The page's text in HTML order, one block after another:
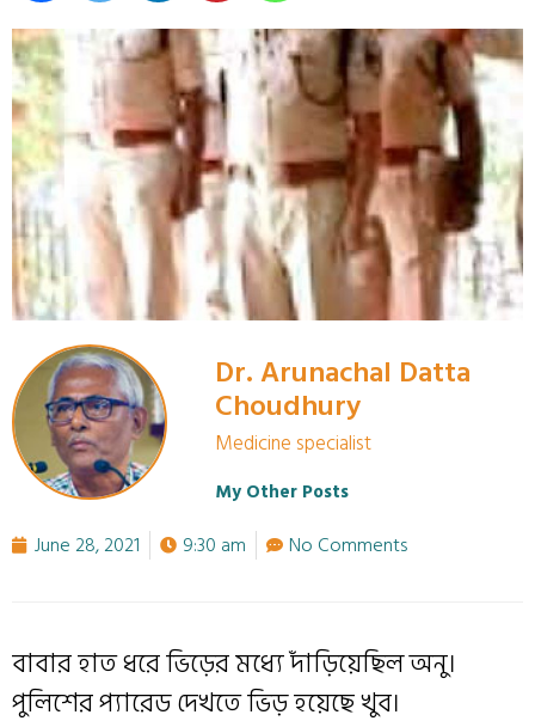
Dr. Arunachal Datta
Choudhury
Medicine specialist
My Other Posts
June 28, 2021 9:30 am No Comments
বাবার হাত ধরে ভিড়ের মধ্যে দাঁড়িয়েছিল অনু।
পুলিশের প্যারেড দেখতে ভিড় হয়েছে খুব।